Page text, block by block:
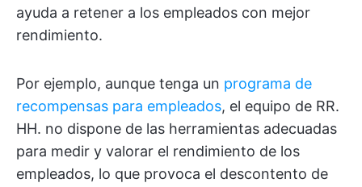
ayuda a retener a los empleados con mejor
rendimiento.
Por ejemplo, aunque tenga un programa de
recompensas para empleados, el equipo de RR.
HH. no dispone de las herramientas adecuadas
para medir y valorar el rendimiento de los
empleados, lo que provoca el descontento de